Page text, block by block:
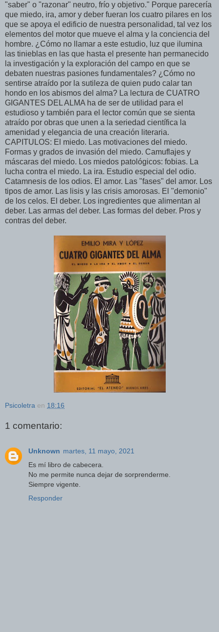
"saber" o "razonar" neutro, frío y objetivo." Porque parecería
que miedo, ira, amor y deber fueran los cuatro pilares en los
que se apoya el edificio de nuestra personalidad, tal vez los
elementos del motor que mueve el alma y la conciencia del
hombre. ¿Cómo no llamar a este estudio, luz que ilumina
las tinieblas en las que hasta el presente han permanecido
la investigación y la exploración del campo en que se
debaten nuestras pasiones fundamentales? ¿Cómo no
sentirse atraído por la sutileza de quien pudo calar tan
hondo en los abismos del alma? La lectura de CUATRO
GIGANTES DEL ALMA ha de ser de utilidad para el
estudioso y también para el lector común que se sienta
atraído por obras que unen a la seriedad científica la
amenidad y elegancia de una creación literaria.
CAPITULOS: El miedo. Las motivaciones del miedo.
Formas y grados de invasión del miedo. Camuflajes y
máscaras del miedo. Los miedos patológicos: fobias. La
lucha contra el miedo. La ira. Estudio especial del odio.
Catamnesis de los odios. El amor. Las "fases" del amor. Los
tipos de amor. Las lisis y las crisis amorosas. El "demonio"
de los celos. El deber. Los ingredientes que alimentan al
deber. Las armas del deber. Las formas del deber. Pros y
contras del deber.
Psicoletra en 18:16
1 comentario:
Unknown martes, 11 mayo, 2021
Es mí libro de cabecera.
No me permite nunca dejar de sorprenderme.
Siempre vigente.
Responder